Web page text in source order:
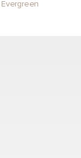
Evergreen